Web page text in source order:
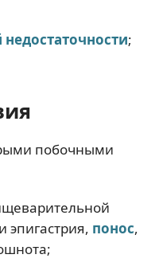
;
побочными
эпигастрия, понос,